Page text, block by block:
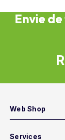
Envie
Web Shop
Services